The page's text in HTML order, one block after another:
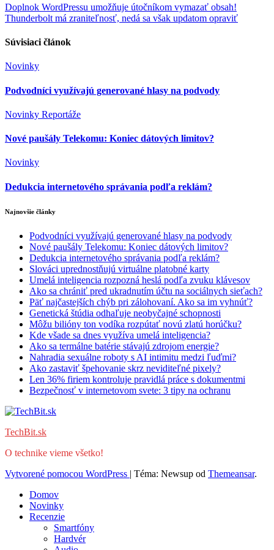
Navigácia
v
článku
Doplnok WordPressu umožňuje útočníkom vymazať obsah!
Thunderbolt má zraniteľnosť, nedá sa však updatom opraviť
Súvisiaci článok
Novinky
Podvodníci využívajú generované hlasy na podvody
Novinky Reportáže
Nové paušály Telekomu: Koniec dátových limitov?
Novinky
Dedukcia internetového správania podľa reklám?
Najnovšie články
Podvodníci využívajú generované hlasy na podvody
Nové paušály Telekomu: Koniec dátových limitov?
Dedukcia internetového správania podľa reklám?
Slováci uprednostňujú virtuálne platobné karty
Umelá inteligencia rozpozná heslá podľa zvuku klávesov
Ako sa chrániť pred ukradnutím účtu na sociálnych sieťach?
Päť najčastejších chýb pri zálohovaní. Ako sa im vyhnúť?
Genetická štúdia odhaľuje neobyčajné schopnosti
Môžu bilióny ton vodíka rozpútať novú zlatú horúčku?
Kde všade sa dnes využíva umelá inteligencia?
Ako sa termálne batérie stávajú zdrojom energie?
Nahradia sexuálne roboty s AI intimitu medzi ľuďmi?
Ako zastaviť špehovanie skrz neviditeľné pixely?
Len 36% firiem kontroluje pravidlá práce s dokumentmi
Bezpečnosť v internetovom svete: 3 tipy na ochranu
TechBit.sk
O technike vieme všetko!
Vytvorené pomocou WordPress | Téma: Newsup od Themeansar.
Domov
Novinky
Recenzie
Smartfóny
Hardvér